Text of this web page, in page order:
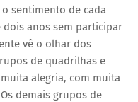
sentimento de cada
anos sem participar
vê o olhar dos
de quadrilhas e
alegria, com muita
demais grupos de